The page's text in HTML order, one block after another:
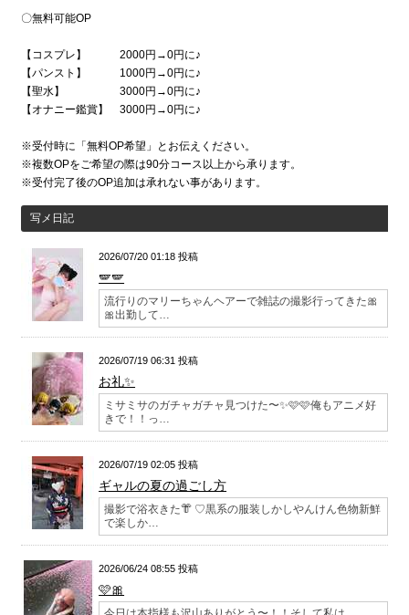
〇無料可能OP
【コスプレ】 2000円→0円に♪
【パンスト】 1000円→0円に♪
【聖水】 3000円→0円に♪
【オナニー鑑賞】 3000円→0円に♪
※受付時に「無料OP希望」とお伝えください。
※複数OPをご希望の際は90分コース以上から承ります。
※受付完了後のOP追加は承れない事があります。
写メ日記
2026/07/20 01:18 投稿
🪽🪽
流行りのマリーちゃんヘアーで雑誌の撮影行ってきた🎀
🎀出勤して…
2026/07/19 06:31 投稿
お礼✨
ミサミサのガチャガチャ見つけた〜✨🩷🩷俺もアニメ好
きで！！っ…
2026/07/19 02:05 投稿
ギャルの夏の過ごし方
撮影で浴衣きた👘 ♡黒系の服装しかしやんけん色物新鮮
で楽しか…
2026/06/24 08:55 投稿
🩷🎀